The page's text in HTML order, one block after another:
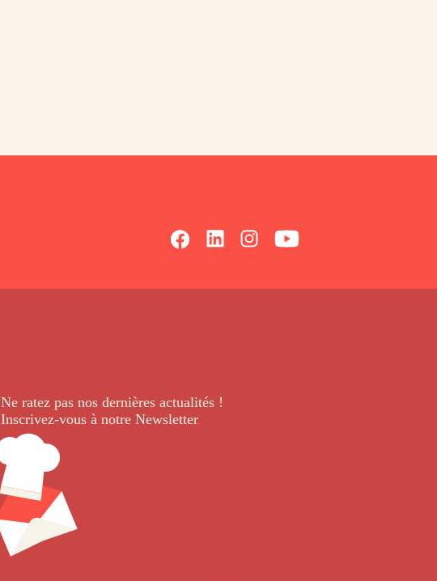
Ne ratez pas nos dernièresactualités !
Inscrivez-vous à notre Newsletter.